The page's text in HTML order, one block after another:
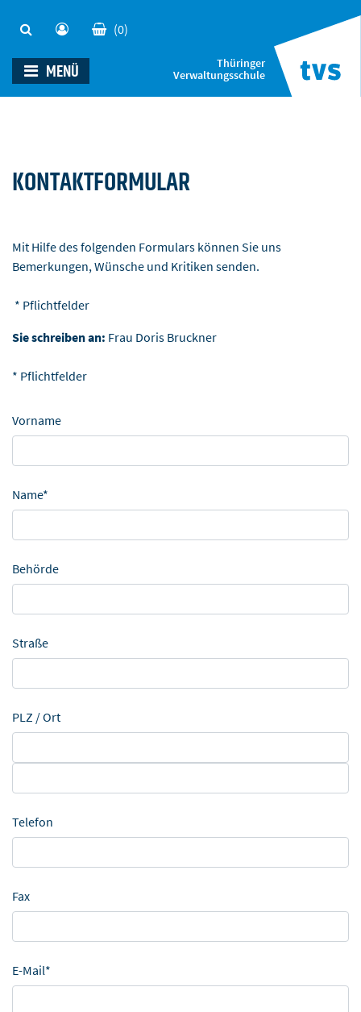
Thüringer
Verwaltungsschule
(0)
MENÜ
KONTAKTFORMULAR
Mit Hilfe des folgenden Formulars können Sie uns
Bemerkungen, Wünsche und Kritiken senden.
* Pflichtfelder
Sie schreiben an: Frau Doris Bruckner
* Pflichtfelder
Vorname
Name*
Behörde
Straße
PLZ / Ort
Telefon
Fax
E-Mail*